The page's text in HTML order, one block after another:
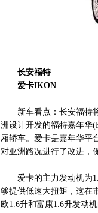
长安福特
爱卡IKON
新车看点：长安福特将
洲设计开发的福特嘉年华
厢轿车。爱卡是嘉年华平
对亚洲路况进行了改进，
爱卡的主力发动机为1.6
够提供低速大扭矩，这在
欧1.6升和富康1.6升发动